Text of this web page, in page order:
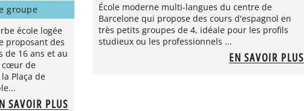
groupe
école logée
proposant des
de 16 ans et au
cœur de
Plaça de
SAVOIR PLUS
École moderne multi-langues du centre de
Barcelone qui propose des cours d'espagnol en
très petits groupes de 4, idéale pour les profils
studieux ou les professionnels ...
EN SAVOIR PLUS